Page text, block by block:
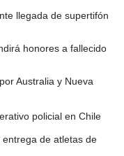
llegada de supertifón
honores a fallecido
Australia y Nueva
policial en Chile
de atletas de